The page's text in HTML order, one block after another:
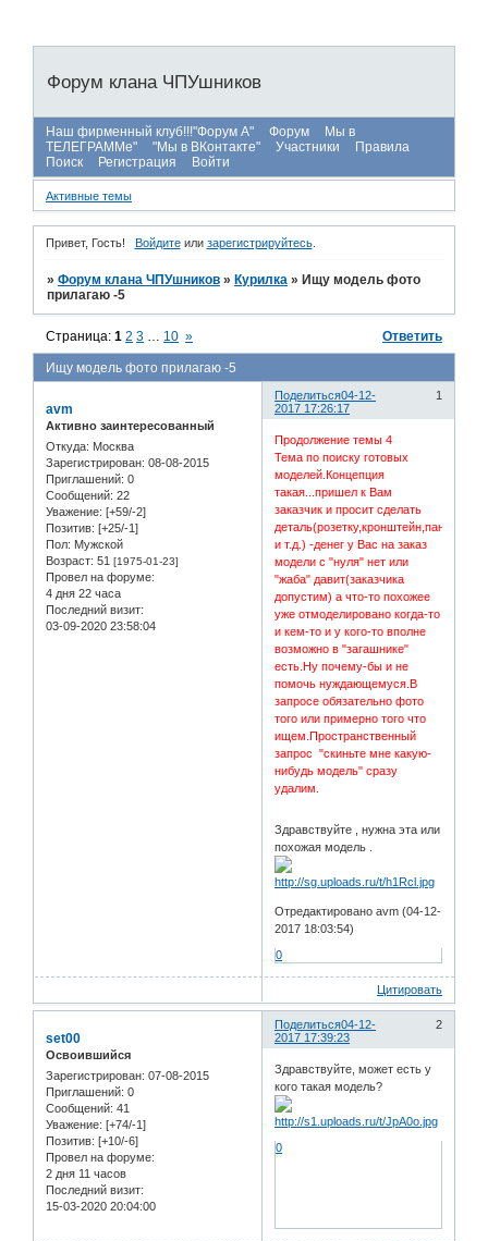
Форум клана ЧПУшников
Наш фирменный клуб!!!"Форум А" Форум
Мы в
ТЕЛЕГРАММе"
"Мы в ВКонтакте" Участники
Правила
Поиск
Регистрация Войти
Активные темы
Привет, Гость! Войдитеили зарегистрируйтесь.
»Форум клана ЧПУшников » Курилка » Ищу модель фото
прилагаю -5
Ищу модель фото прилагаю -5
Страница:1 2 3 10 » Ответить
Поделиться 1
04-12-
2017 17:26:17
avm
Активно заинтересованный
Откуда: Москва
Зарегистрирован: 08-08-2015
Приглашений: 0
Сообщений: 22
Уважение: [+59/-2]
Позитив: [+25/-1]
Пол: Мужской
Возраст: 51 [1975-01-23]
Провел на форуме:
4 дня 22 часа
Последний визит:
03-09-2020 23:58:04
Продолжение темы 4
Тема по поиску готовых
моделей.Концепция
такая...пришел к Вам
заказчик и просит сделать
деталь(розетку,кронштейн,панно
и т.д.) -денег у Вас на заказ
модели с "нуля" нет или
"жаба" давит(заказчика
допустим) а что-то похожее
уже отмоделировано когда-то
и кем-то и у кого-то вполне
возможно в "загашнике"
есть.Ну почему-бы и не
помочь нуждающемуся.В
запросе обязательно фото
того или примерно того что
ищем.Пространственный
запрос "скиньте мне какую-
нибудь модель" сразу
удалим.
Здравствуйте , нужна эта или
похожая модель .
Отредактировано avm (04-12-
2017 18:03:54)
0
Цитировать
Поделиться 2
04-12-
2017 17:39:23
set00
Освоившийся
Зарегистрирован: 07-08-2015
Приглашений: 0
Сообщений: 41
Уважение: [+74/-1]
Позитив: [+10/-6]
Провел на форуме:
2 дня 11 часов
Последний визит:
15-03-2020 20:04:00
Здравствуйте, может есть у
кого такая модель?
0